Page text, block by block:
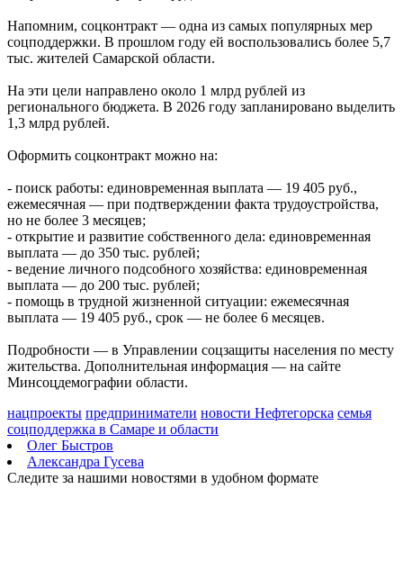
“Есть на карте”: как самарские музыканты монетизируют
творчество и выступают на концертных площадках по всей
стране
Боец отряда "БАРС-Крылья": "Мы должны защитить родной
город, регион и близких людей"
06.08.2026 | 14:35
известен не только хлебом
В июле в "Курумоче" у пассажиров изъяли 460 кг чая,
фруктов и зелени
06.08.2026 | 14:13
В Госдуме предложили разрешить использование маткапитала
для аренды квартиры
06.08.2026 | 13:41
Знак доверия: как конкурс "Достояние губернии" помогает
бизнесу расти и укрепляет репутацию региона
06.08.2026 | 13:35
облик двум старинным особнякам
06.08.2026 | 13:31
В Поволжье с 6 по 9 августа впервые пройдет форум
06.08.2026 | 13:24
Вячеслав Федорищев показал, как преображается парк Щорса
по нацпроекту
06.08.2026 | 13:05
Врач рассказал, чем опасна мода на высокобелковые продукты
Напомним, соцконтракт — одна из самых популярных мер
соцподдержки. В прошлом году ей воспользовались более 5,7
тыс. жителей Самарской области.
На эти цели направлено около 1 млрд рублей из
регионального бюджета. В 2026 году запланировано выделить
1,3 млрд рублей.
Оформить соцконтракт можно на:
- поиск работы: единовременная выплата — 19 405 руб.,
ежемесячная — при подтверждении факта трудоустройства,
но не более 3 месяцев;
- открытие и развитие собственного дела: единовременная
выплата — до 350 тыс. рублей;
- ведение личного подсобного хозяйства: единовременная
выплата — до 200 тыс. рублей;
- помощь в трудной жизненной ситуации: ежемесячная
выплата — 19 405 руб., срок — не более 6 месяцев.
Подробности — в Управлении соцзащиты населения по месту
жительства. Дополнительная информация — на сайте
Минсоцдемографии области.
нацпроекты предприниматели новости Нефтегорска семья
соцподдержка в Самаре и области
Олег Быстров
Александра Гусева
Следите за нашими новостями в удобном формате